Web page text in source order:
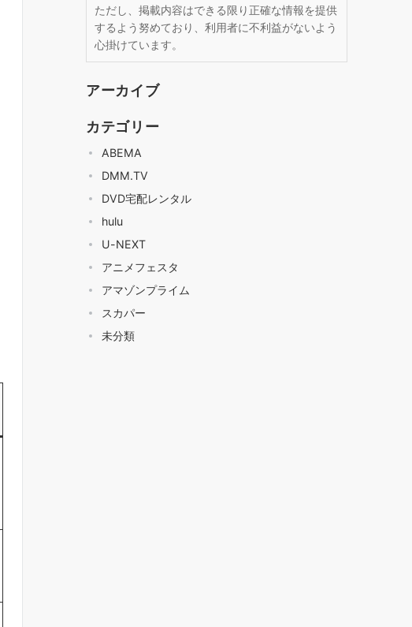
ただし、掲載内容はできる限り正確な情報を提供
するよう努めており、利用者に不利益がないよう
心掛けています。
アーカイブ
カテゴリー
ABEMA
DMM.TV
DVD宅配レンタル
hulu
U-NEXT
アニメフェスタ
アマゾンプライム
スカパー
未分類